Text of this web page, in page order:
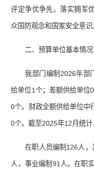
评定争优争先。落实拥军
众国防观念和国家安全意识
二、预算单位基本情况
我部门编制2026年部
给单位1个；差额供给单位
0个。财政全额供给单位中
0个。截至2025年12月统计
在职人员编制126人
人，事业编制91人。在职